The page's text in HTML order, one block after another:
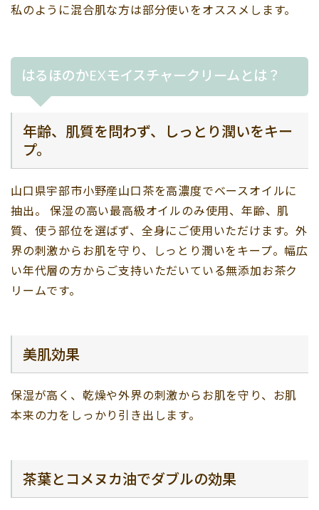
私のように混合肌な方は部分使いをオススメします。
はるほのかEXモイスチャークリームとは？
年齢、肌質を問わず、しっとり潤いをキー
プ。
山口県宇部市小野産山口茶を高濃度でベースオイルに
抽出。 保湿の高い最高級オイルのみ使用、年齢、肌
質、使う部位を選ばず、全身にご使用いただけます。外
界の刺激からお肌を守り、しっとり潤いをキープ。幅広
い年代層の方からご支持いただいている無添加お茶ク
リームです。
美肌効果
保湿が高く、乾燥や外界の刺激からお肌を守り、お肌
本来の力をしっかり引き出します。
茶葉とコメヌカ油でダブルの効果